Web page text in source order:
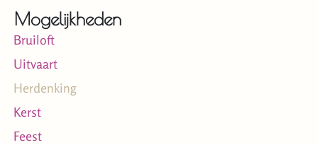
Mogelijkheden
Bruiloft
Uitvaart
Herdenking
Kerst
Feest